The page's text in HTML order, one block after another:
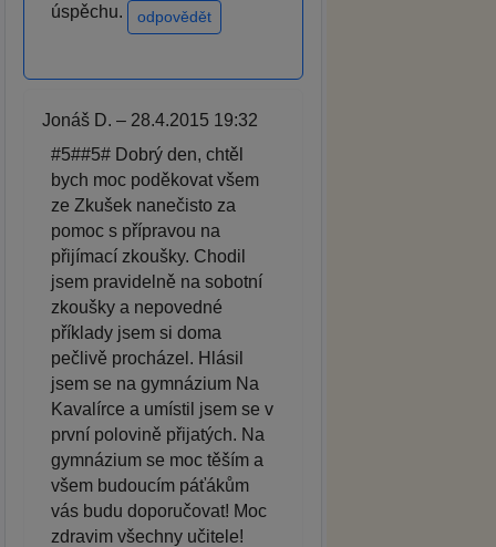
úspěchu.
odpovědět
Jonáš D. – 28.4.2015 19:32
#5##5# Dobrý den, chtěl
bych moc poděkovat všem
ze Zkušek nanečisto za
pomoc s přípravou na
přijímací zkoušky. Chodil
jsem pravidelně na sobotní
zkoušky a nepovedné
příklady jsem si doma
pečlivě procházel. Hlásil
jsem se na gymnázium Na
Kavalírce a umístil jsem se v
první polovině přijatých. Na
gymnázium se moc těším a
všem budoucím páťákům
vás budu doporučovat! Moc
zdravim všechny učitele!